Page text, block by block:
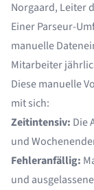
Norgaard, Leiter
Einer Parseur-
manuelle
Mitarbeiter
Diese manuelle
mit sich:
Zeitintensiv: Die
und
Fehleranfällig:
und